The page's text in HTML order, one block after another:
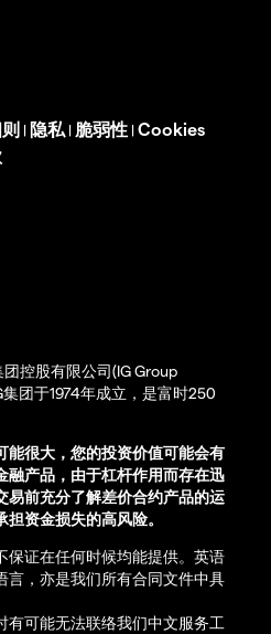
| 隐私 | 脆弱性 | Cookies
控股有限公司(IG Group
团于1974年成立，是富时250
能很大，您的投资价值可能会有
融产品，由于杠杆作用而存在迅
易前充分了解差价合约产品的运
资金损失的高风险。
保证在任何时候均能提供。英语
言，亦是我们所有合同文件中具
有可能无法联络我们中文服务工